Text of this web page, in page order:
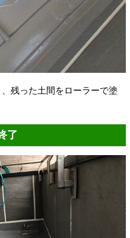
残った土間をローラーで塗
了